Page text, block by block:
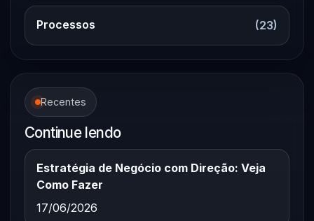
Processos (23)
Recentes
Continue lendo
Estratégia de Negócio com Direção: Veja
Como Fazer
17/06/2026